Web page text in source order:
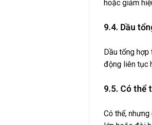
hoặc giảm
9.4. Dầu
Dầu tổng hợp
động liên tục
9.5. Có thể
Có thể,